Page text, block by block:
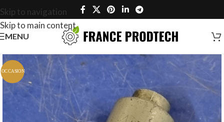
Skip to navigation
Skip to main content
MENU